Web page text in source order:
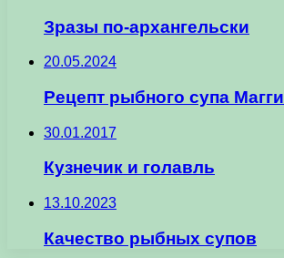
Зразы по-архангельски
20.05.2024
Рецепт рыбного супа Магги
30.01.2017
Кузнечик и голавль
13.10.2023
Качество рыбных супов